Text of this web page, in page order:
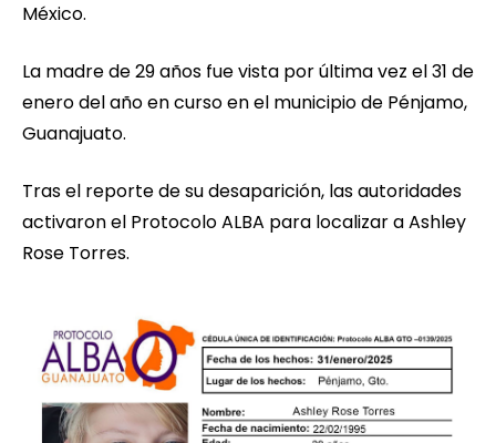
México.
La madre de 29 años fue vista por última vez el 31 de
enero del año en curso en el municipio de Pénjamo,
Guanajuato.
Tras el reporte de su desaparición, las autoridades
activaron el Protocolo ALBA para localizar a Ashley
Rose Torres.